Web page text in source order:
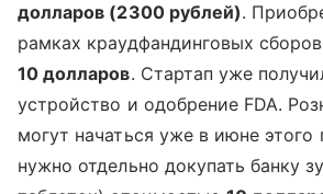
долларов (2300 рублей).
рамках краудфандинговых
10 долларов. Стартап уже
устройство и одобрение FDA.
могут начаться уже в июне этого
нужно отдельно докупать банку